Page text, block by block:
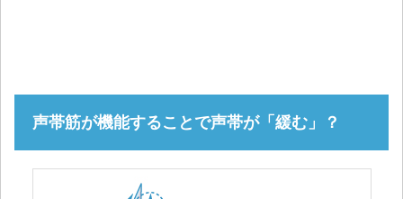
声帯筋が機能することで声帯が「緩む」？